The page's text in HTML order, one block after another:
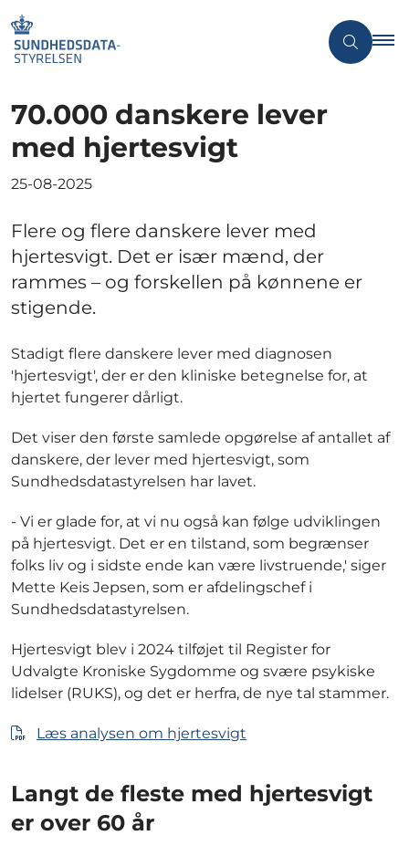
70.000 danskere lever
med hjertesvigt
25-08-2025
Flere og flere danskere lever med
hjertesvigt. Det er især mænd, der
rammes – og forskellen på kønnene er
stigende.
Stadigt flere danskere lever med diagnosen
'hjertesvigt', der er den kliniske betegnelse for, at
hjertet fungerer dårligt.
Det viser den første samlede opgørelse af antallet af
danskere, der lever med hjertesvigt, som
Sundhedsdatastyrelsen har lavet.
- Vi er glade for, at vi nu også kan følge udviklingen
på hjertesvigt. Det er en tilstand, som begrænser
folks liv og i sidste ende kan være livstruende,' siger
Mette Keis Jepsen, som er afdelingschef i
Sundhedsdatastyrelsen.
Hjertesvigt blev i 2024 tilføjet til Register for
Udvalgte Kroniske Sygdomme og svære psykiske
lidelser (RUKS), og det er herfra, de nye tal stammer.
Læs analysen om hjertesvigt
Langt de fleste med hjertesvigt
er over 60 år